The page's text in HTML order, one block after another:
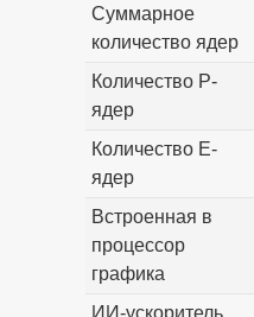
Суммарное
количество ядер
Количество P-
ядер
Количество E-
ядер
Встроенная в
процессор
графика